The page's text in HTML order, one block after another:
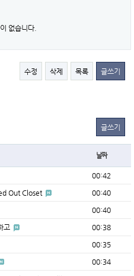
없습니다.
수정 삭제 목록 글쓰기
글쓰기
날짜
00:42
Out Closet 00:40
00:40
고 00:38
00:35
00:34